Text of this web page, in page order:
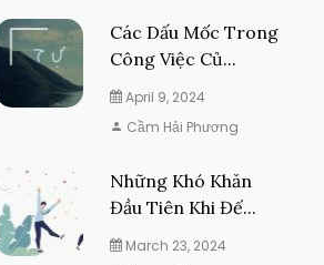
Các Dấu Mốc Trong
Công Việc Củ...
April 9, 2024
Cầm Hải Phương
Những Khó Khăn
Đầu Tiên Khi Đế...
March 23, 2024